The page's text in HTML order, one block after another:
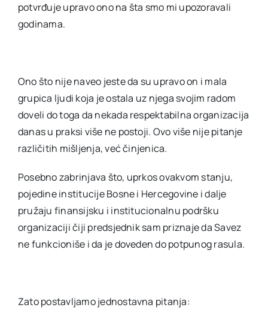
potvrđuje upravo ono na šta smo mi upozoravali
godinama.
Ono što nije naveo jeste da su upravo on i mala
grupica ljudi koja je ostala uz njega svojim radom
doveli do toga da nekada respektabilna organizacija
danas u praksi više ne postoji. Ovo više nije pitanje
različitih mišljenja, već činjenica.
Posebno zabrinjava što, uprkos ovakvom stanju,
pojedine institucije Bosne i Hercegovine i dalje
pružaju finansijsku i institucionalnu podršku
organizaciji čiji predsjednik sam priznaje da Savez
ne funkcioniše i da je doveden do potpunog rasula.
Zato postavljamo jednostavna pitanja: